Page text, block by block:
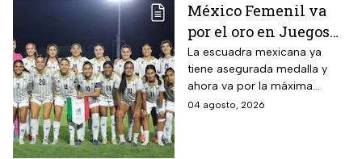
México Femenil va
por el oro en Juegos
Centroamericanos; ya
conoce a su rival
La escuadra mexicana ya
tiene asegurada medalla y
ahora va por la máxima
presea en los Juegos
04 agosto, 2026